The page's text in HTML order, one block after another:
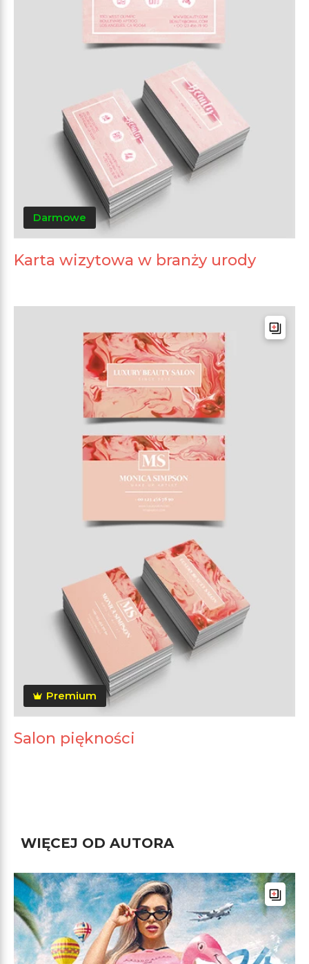
Darmowe
Karta wizytowa w branży urody
Premium
Salon piękności
WIĘCEJ OD AUTORA